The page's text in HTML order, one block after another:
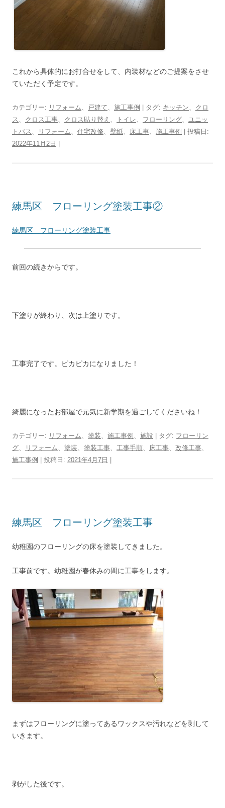
これから具体的にお打合せをして、内装材などのご提案をさせ
ていただく予定です。
カテゴリー: リフォーム、 戸建て、 施工事例 | タグ: キッチン、 クロ
ス 、 クロス工事、 クロス貼り替え 、 トイレ、 フローリング、 ユニッ
トバス 、 リフォーム、 住宅改修、 壁紙、 床工事、 施工事例
| 投稿日:
2022年11月2日
練馬区 フローリング塗装工事②
練馬区 フローリング塗装工事
前回の続きからです。
下塗りが終わり、次は上塗りです。
工事完了です。ピカピカになりました！
綺麗になったお部屋で元気に新学期を過ごしてくださいね！
カテゴリー: リフォーム、 塗装、 施工事例 、 施設 | タグ: フローリン
グ、 リフォーム、 塗装、 塗装工事、 工事手順、 床工事、 改修工事、
施工事例
| 投稿日: 2021年4月7日
練馬区 フローリング塗装工事
幼稚園のフローリングの床を塗装してきました。
工事前です。幼稚園が春休みの間に工事をします。
まずはフローリングに塗ってあるワックスや汚れなどを剥して
いきます。
剥がした後です。